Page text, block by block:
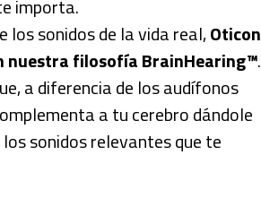
importa.
los sonidos de la vida real,Oticon
nuestra filosofía BrainHearing™.
a diferencia de los audífonos
a tu cerebro dándole
sonidos relevantes que te